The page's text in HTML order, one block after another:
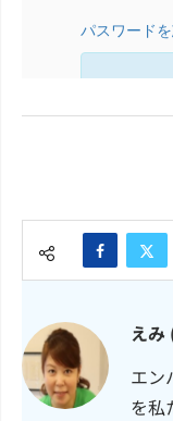
えみ
エン
を私